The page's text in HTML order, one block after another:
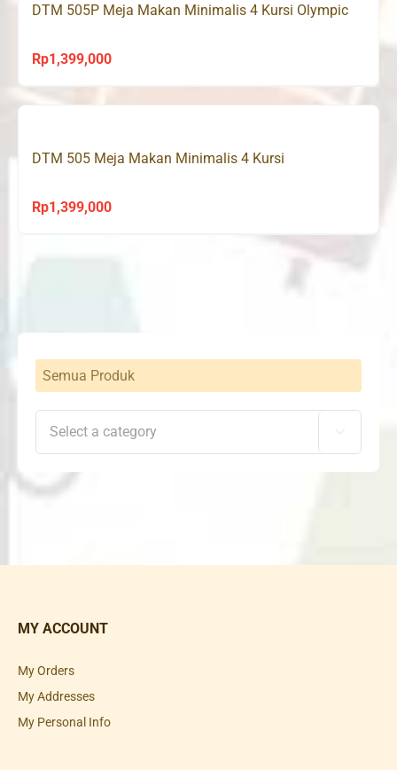
DTM 505P Meja Makan Minimalis 4 Kursi Olympic
Rp1,399,000
DTM 505 Meja Makan Minimalis 4 Kursi
Rp1,399,000
Semua Produk

MY ACCOUNT
My Orders
My Addresses
My Personal Info